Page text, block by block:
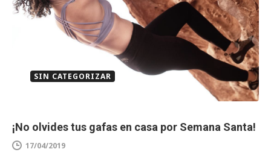
SIN CATEGORIZAR
¡No olvides tus gafas en casa por Semana Santa!
17/04/2019